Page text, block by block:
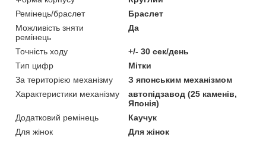
Ремінець/браслет
Браслет
Можливість зняти
ремінець
Да
Точність ходу
+/- 30 сек/день
Тип цифр
Мітки
За територією механізму
З японським механізмом
Характеристики механізму
автопідзавод (25 каменів,
Японія)
Додатковий ремінець
Каучук
Для жінок
Для жінок